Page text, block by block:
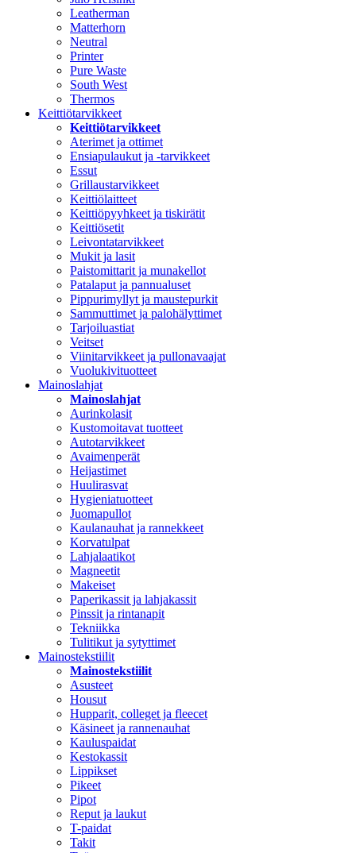
Leatherman
Matterhorn
Neutral
Printer
Pure Waste
South West
Thermos
Keittiötarvikkeet
Keittiötarvikkeet
Aterimet ja ottimet
Ensiapulaukut ja -tarvikkeet
Essut
Grillaustarvikkeet
Keittiölaitteet
Keittiöpyyhkeet ja tiskirätit
Keittiösetit
Leivontatarvikkeet
Mukit ja lasit
Paistomittarit ja munakellot
Patalaput ja pannualuset
Pippurimyllyt ja maustepurkit
Sammuttimet ja palohälyttimet
Tarjoiluastiat
Veitset
Viinitarvikkeet ja pullonavaajat
Vuolukivituotteet
Mainoslahjat
Mainoslahjat
Aurinkolasit
Kustomoitavat tuotteet
Autotarvikkeet
Avaimenperät
Heijastimet
Huulirasvat
Hygieniatuotteet
Juomapullot
Kaulanauhat ja rannekkeet
Korvatulpat
Lahjalaatikot
Magneetit
Makeiset
Paperikassit ja lahjakassit
Pinssit ja rintanapit
Tekniikka
Tulitikut ja sytyttimet
Mainostekstiilit
Mainostekstiilit
Asusteet
Housut
Hupparit, colleget ja fleecet
Käsineet ja rannenauhat
Kauluspaidat
Kestokassit
Lippikset
Pikeet
Pipot
Reput ja laukut
T-paidat
Takit